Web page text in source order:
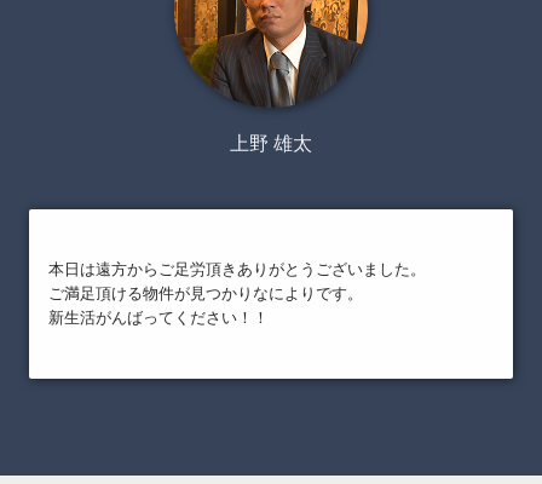
上野 雄太
本日は遠方からご足労頂きありがとうございました。
ご満足頂ける物件が見つかりなによりです。
新生活がんばってください！！